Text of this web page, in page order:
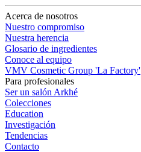
Acerca de nosotros
Nuestro compromiso
Nuestra herencia
Glosario de ingredientes
Conoce al equipo
VMV Cosmetic Group 'La Factory'
Para profesionales
Ser un salón Arkhé
Colecciones
Education
Investigación
Tendencias
Contacto